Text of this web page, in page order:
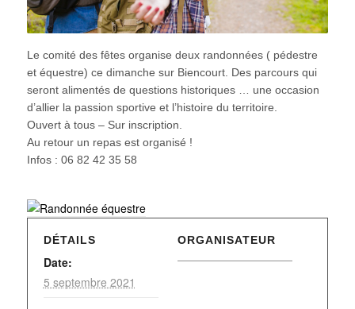
Le comité des fêtes organise deux randonnées ( pédestre
et équestre) ce dimanche sur Biencourt. Des parcours qui
seront alimentés de questions historiques … une occasion
d’allier la passion sportive et l’histoire du territoire.
Ouvert à tous – Sur inscription.
Au retour un repas est organisé !
Infos : 06 82 42 35 58
DÉTAILS
Date:
5 septembre 2021
ORGANISATEUR